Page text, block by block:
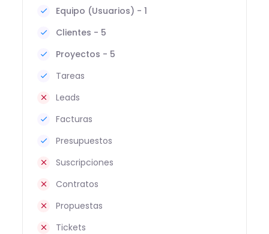
Equipo (Usuarios) - 1
Clientes - 5
Proyectos - 5
Tareas
Leads
Facturas
Presupuestos
Suscripciones
Contratos
Propuestas
Tickets